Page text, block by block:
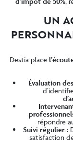
UN
Destia place
Évaluation
répondre
Suivi régulier :
satisfaction